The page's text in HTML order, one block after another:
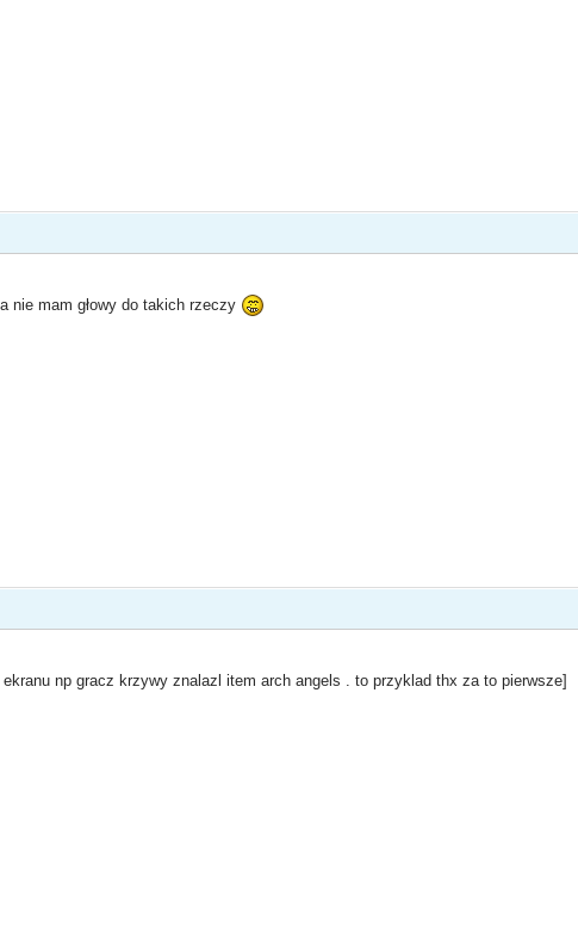
nie mam głowy do takich rzeczy
np gracz krzywy znalazl item arch angels . to przyklad thx za to pierwsze]